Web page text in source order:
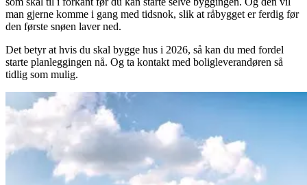
man gjerne komme i gang med tidsnok, slik at råbygget er ferdig før
den første snøen laver ned.
Det betyr at hvis du skal bygge hus i 2026, så kan du med fordel
starte planleggingen nå. Og ta kontakt med boligleverandøren så
tidlig som mulig.